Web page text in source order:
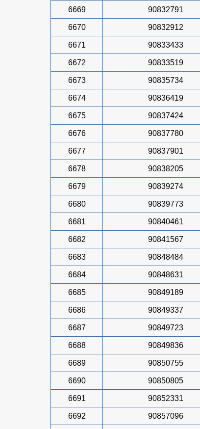
6669 90832791
6670 90832912
6671 90833433
6672 90833519
6673 90835734
6674 90836419
6675 90837424
6676 90837780
6677 90837901
6678 90838205
6679 90839274
6680 90839773
6681 90840461
6682 90841567
6683 90848484
6684 90848631
6685 90849189
6686 90849337
6687 90849723
6688 90849836
6689 90850755
6690 90850805
6691 90852331
6692 90857096